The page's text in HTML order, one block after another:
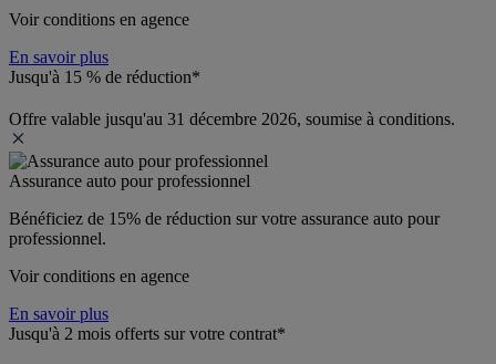
Voir conditions en agence
En savoir plus
Jusqu'à 15 % de réduction*
Offre valable jusqu'au 31 décembre 2026, soumise à conditions.
Assurance auto pour professionnel
Bénéficiez de 15% de réduction sur votre assurance auto pour
professionnel.
Voir conditions en agence
En savoir plus
Jusqu'à 2 mois offerts sur votre contrat*